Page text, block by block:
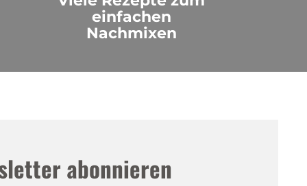
einfachen
Nachmixen
abonnieren